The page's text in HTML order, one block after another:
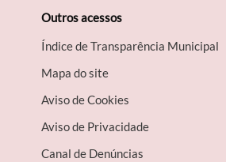
Outros acessos
Índice de Transparência Municipal
Mapa do site
Aviso de Cookies
Aviso de Privacidade
Canal de Denúncias